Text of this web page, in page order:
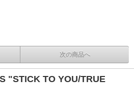
次の商品へ
"STICK TO YOU/TRUE